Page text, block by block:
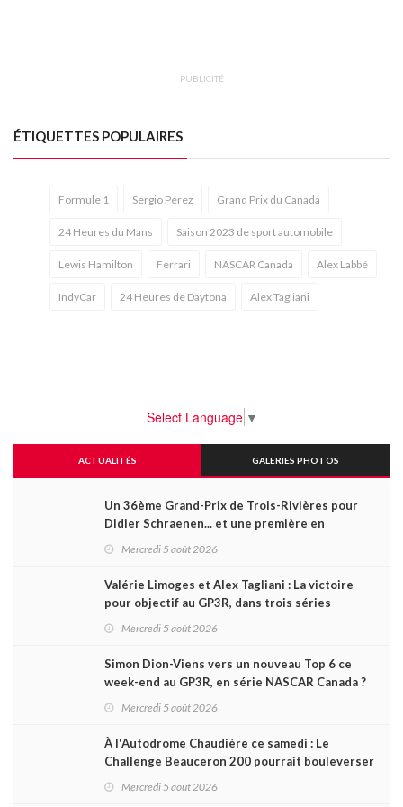
PUBLICITÉ
ÉTIQUETTES POPULAIRES
Formule 1 Sergio Pérez Grand Prix du Canada
24 Heures du Mans Saison 2023 de sport automobile
Lewis Hamilton Ferrari NASCAR Canada Alex Labbé
IndyCar 24 Heures de Daytona Alex Tagliani
Select Language ▼
ACTUALITÉS GALERIES PHOTOS
Un 36ème Grand-Prix de Trois-Rivières pour
Didier Schraenen... et une première en
Mercredi 5 août 2026
Valérie Limoges et Alex Tagliani : La victoire
pour objectif au GP3R, dans trois séries
Mercredi 5 août 2026
Simon Dion-Viens vers un nouveau Top 6 ce
week-end au GP3R, en série NASCAR Canada ?
Mercredi 5 août 2026
À l'Autodrome Chaudière ce samedi : Le
Challenge Beauceron 200 pourrait bouleverser
Mercredi 5 août 2026